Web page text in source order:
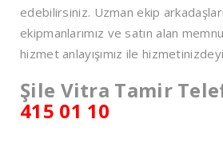
edebilirsiniz. Uzman ekip
ekipmanlarımız ve satın alan
hizmet anlayışımız ile
Şile Vitra Tamir
415 01 10